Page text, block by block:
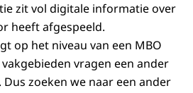
zit vol digitale informatie over
heeft afgespeeld.
op het niveau van een MBO
vragen een ander
zoeken we naar een ander